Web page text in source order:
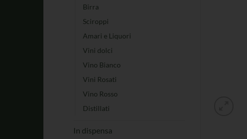
Birra
Sciroppi
Amari e Liquori
Vini dolci
Vino Bianco
Vini Rosati
Vino Rosso
Distillati
In dispensa